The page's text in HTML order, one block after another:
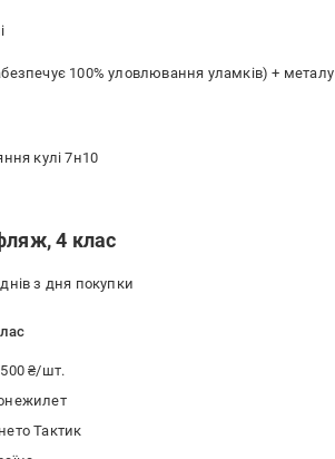
100% уловлювання уламків) + металу
кулі 7н10
4 клас
з дня покупки
500 ₴/шт.
Тактик